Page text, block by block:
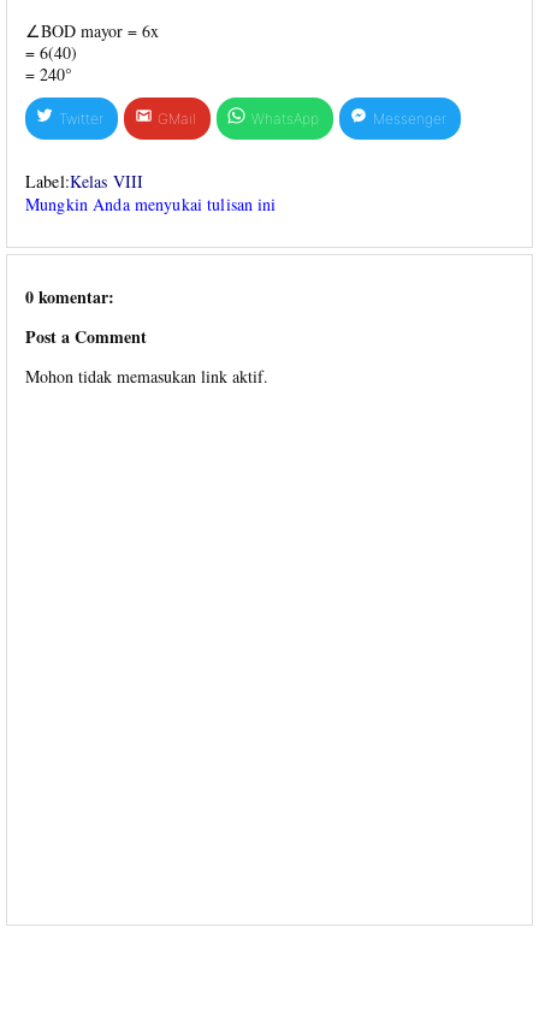
∠BOD mayor = 6x
= 6(40)
= 240°
Twitter GMail WhatsApp Messenger
Label:Kelas VIII
Mungkin Anda menyukai tulisan ini
0 komentar:
Post a Comment
Mohon tidak memasukan link aktif.